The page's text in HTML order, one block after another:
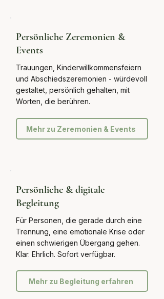
Persönliche Zeremonien &
Events
Trauungen, Kinderwillkommensfeiern
und Abschiedszeremonien - würdevoll
gestaltet, persönlich gehalten, mit
Worten, die berühren.
Mehr zu Zeremonien & Events
Persönliche & digitale
Begleitung
Für Personen, die gerade durch eine
Trennung, eine emotionale Krise oder
einen schwierigen Übergang gehen.
Klar. Ehrlich. Sofort verfügbar.
Mehr zu Begleitung erfahren